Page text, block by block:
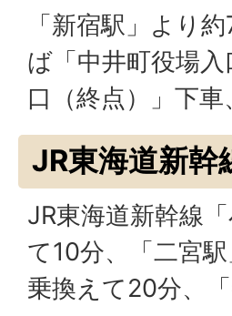
「新宿駅」より
ば「中井町役場
口（終点）」下車
JR東海道新幹
JR東海道新幹線
て10分、「二宮
乗換えて20分、